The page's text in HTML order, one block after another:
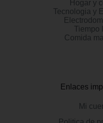
Hogar y
Tecnologia y
Tiempo
Comida
Enlaces
Mi